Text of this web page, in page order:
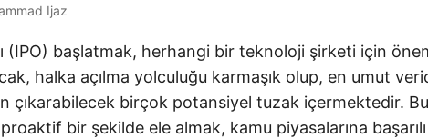
Ijaz
(IPO) başlatmak, herhangi bir teknoloji şirketi için
halka açılma yolculuğu karmaşık olup, en umut
çıkarabilecek birçok potansiyel tuzak içermektedir. Bu
bir şekilde ele almak, kamu piyasalarına